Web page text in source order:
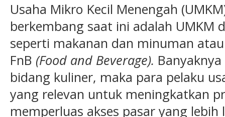
Usaha Mikro Kecil Menengah
berkembang saat ini adalah UMKM
seperti makanan dan minuman
FnB (Food and Beverage).
bidang kuliner, maka para pelaku
yang relevan untuk meningkatkan
memperluas akses pasar yang lebih